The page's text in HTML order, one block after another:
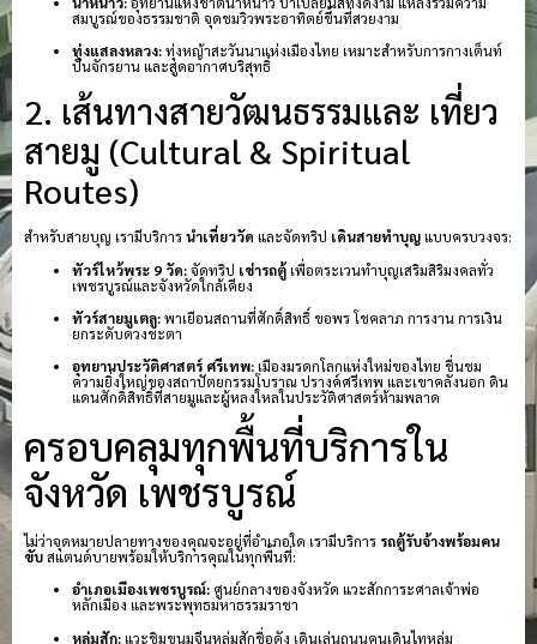
สมบูรณ์ของธรรมชาติ จุดชมวิวพระอาทิตย์ขึ้นที่สวยงาม
ทุ่งแสลงหลวง:ทุ่งหญ้าสะวันนาแห่งเมืองไทย เหมาะสำหรับการกางเต็นท์
ปั่นจักรยาน และสูดอากาศบริสุทธิ์
2. เส้นทางสายวัฒนธรรมและ เที่ยว
สายมู (Cultural & Spiritual
Routes)
สำหรับสายบุญ เรามีบริการนำเที่ยววัด และจัดทริป เดินสายทำบุญแบบครบวงจร:
ทัวร์ไหว้พระ 9 วัด:จัดทริป เช่ารถตู้เพื่อตระเวนทำบุญเสริมสิริมงคลทั่ว
เพชรบูรณ์และจังหวัดใกล้เคียง
ทัวร์สายมูเตลู:พาเยือนสถานที่ศักดิ์สิทธิ์ ขอพร โชคลาภ การงาน การเงิน
ยกระดับดวงชะตา
อุทยานประวัติศาสตร์ ศรีเทพ:เมืองมรดกโลกแห่งใหม่ของไทย ชื่นชม
ความยิ่งใหญ่ของสถาปัตยกรรมโบราณ ปรางค์ศรีเทพ และเขาคลังนอก ดิน
แดนศักดิ์สิทธิ์ที่สายมูและผู้หลงใหลในประวัติศาสตร์ห้ามพลาด
ครอบคลุมทุกพื้นที่บริการใน
จังหวัด เพชรบูรณ์
ไม่ว่าจุดหมายปลายทางของคุณจะอยู่ที่อำเภอใด เรามีบริการ รถตู้รับจ้างพร้อมคน
ขับสแตนด์บายพร้อมให้บริการคุณในทุกพื้นที่:
อำเภอเมืองเพชรบูรณ์: ศูนย์กลางของจังหวัด แวะสักการะศาลเจ้าพ่อ
หลักเมือง และพระพุทธมหาธรรมราชา
หล่มสัก:แวะชิมขนมจีนหล่มสักชื่อดัง เดินเล่นถนนคนเดินไทหล่ม